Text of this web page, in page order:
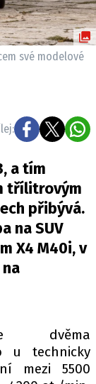
své modelové
a tím
třílitrovým
přibývá.
na SUV
X4 M40i, v
dvěma
u technicky
mezi 5500